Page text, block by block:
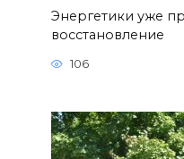
Энергетики уже
восстановление
106